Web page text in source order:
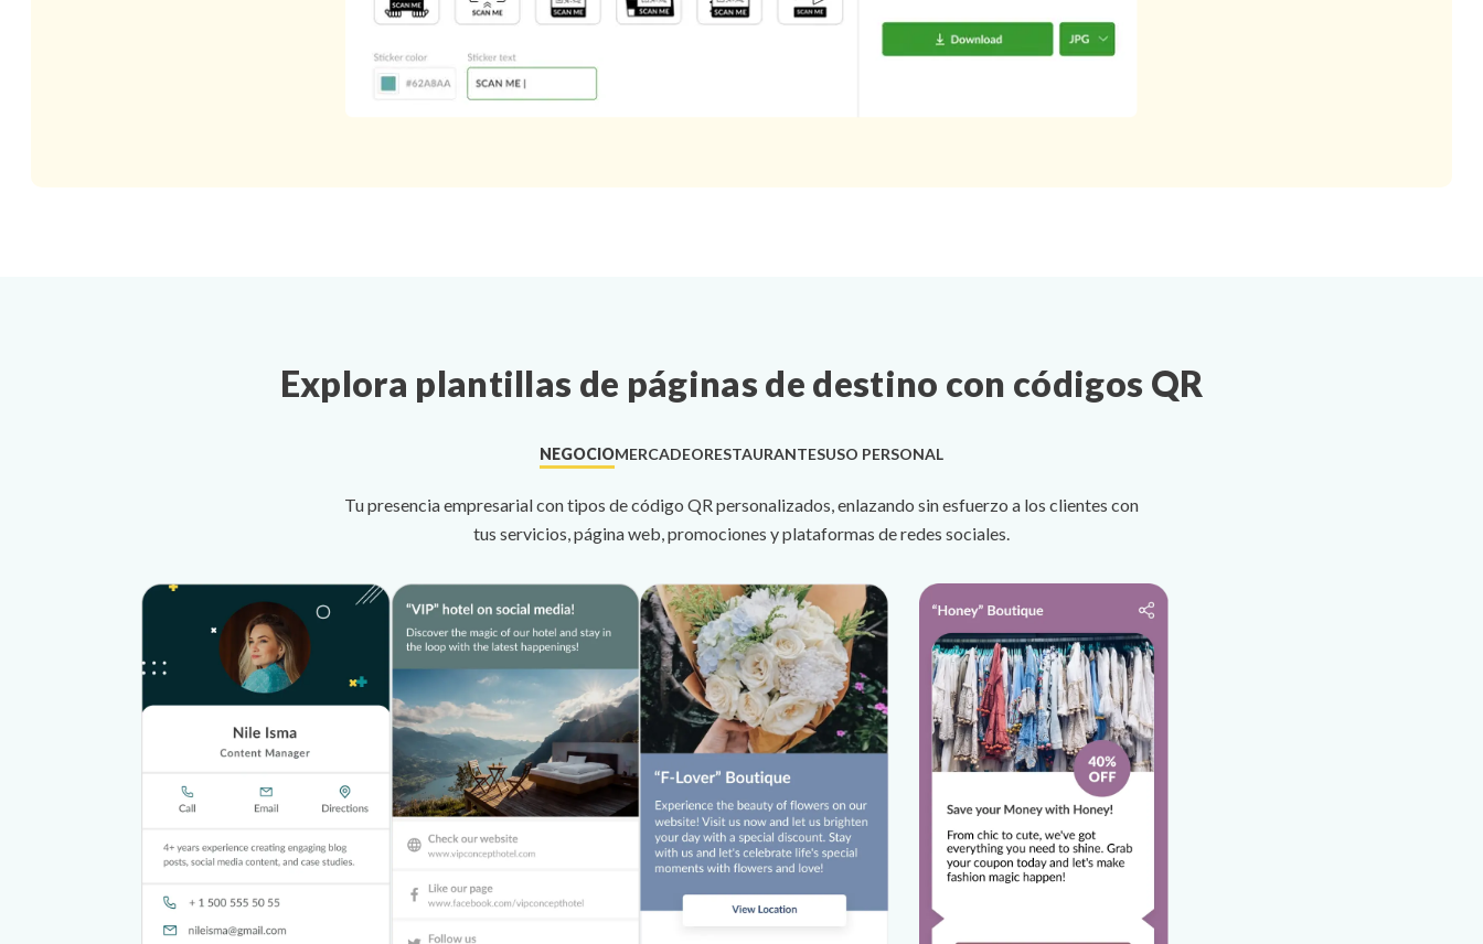
Explora plantillas de páginas de destino con códigos QR
NEGOCIOMERCADEORESTAURANTESUSO PERSONAL
Tu presencia empresarial con tipos de código QR personalizados, enlazando sin esfuerzo a los clientes con
tus servicios, página web, promociones y plataformas de redes sociales.